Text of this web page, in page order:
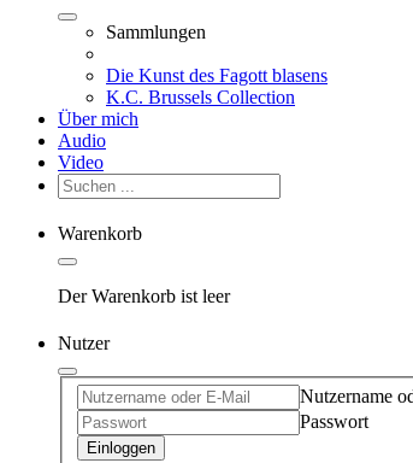
Sammlungen
Die Kunst des Fagott blasens
K.C. Brussels Collection
Über mich
Audio
Video
Warenkorb
Der Warenkorb ist leer
Nutzer
Nutzername
Passwort
Einloggen